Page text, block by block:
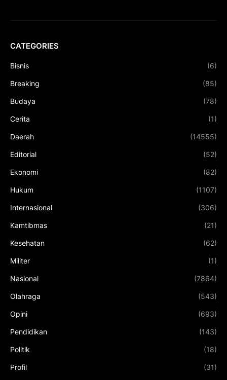
CATEGORIES
Bisnis (6)
Breaking (85)
Budaya (78)
Cerita (1)
Daerah (14555)
Editorial (52)
Ekonomi (82)
Hukum (1107)
Internasional (306)
Kamtibmas (21)
Kesehatan (62)
Militer (1)
Nasional (7864)
Olahraga (543)
Opini (693)
Pendidikan (143)
Politik (18)
Profil (31)